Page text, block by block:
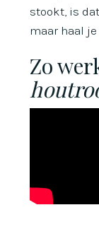
stookt, is
maar haal
Zo